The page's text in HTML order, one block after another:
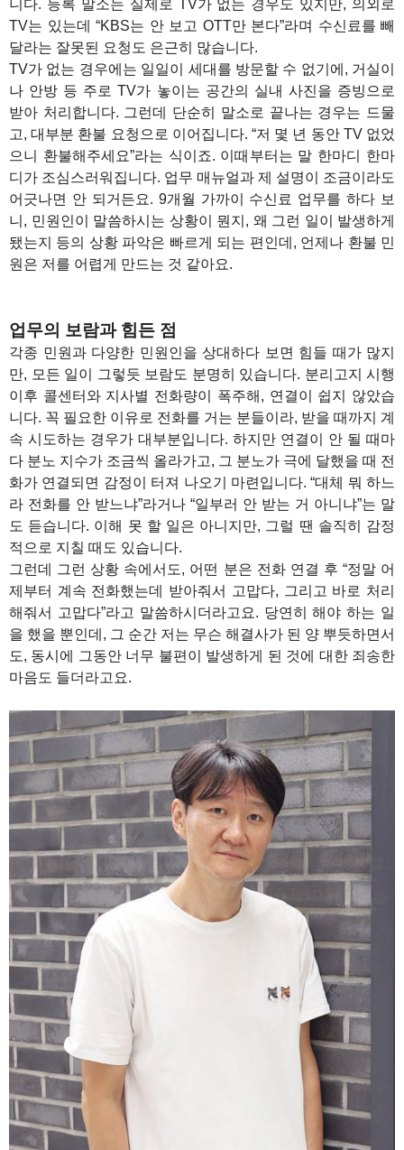
니다. 등록 말소는 실제로 TV가 없는 경우도 있지만, 의외로
TV는 있는데 “KBS는 안 보고 OTT만 본다”라며 수신료를 빼
달라는 잘못된 요청도 은근히 많습니다.
TV가 없는 경우에는 일일이 세대를 방문할 수 없기에, 거실이
나 안방 등 주로 TV가 놓이는 공간의 실내 사진을 증빙으로
받아 처리합니다. 그런데 단순히 말소로 끝나는 경우는 드물
고, 대부분 환불 요청으로 이어집니다. “저 몇 년 동안 TV 없었
으니 환불해주세요”라는 식이죠. 이때부터는 말 한마디 한마
디가 조심스러워집니다. 업무 매뉴얼과 제 설명이 조금이라도
어긋나면 안 되거든요. 9개월 가까이 수신료 업무를 하다 보
니, 민원인이 말씀하시는 상황이 뭔지, 왜 그런 일이 발생하게
됐는지 등의 상황 파악은 빠르게 되는 편인데, 언제나 환불 민
원은 저를 어렵게 만드는 것 같아요.
업무의 보람과 힘든 점
각종 민원과 다양한 민원인을 상대하다 보면 힘들 때가 많지
만, 모든 일이 그렇듯 보람도 분명히 있습니다. 분리고지 시행
이후 콜센터와 지사별 전화량이 폭주해, 연결이 쉽지 않았습
니다. 꼭 필요한 이유로 전화를 거는 분들이라, 받을 때까지 계
속 시도하는 경우가 대부분입니다. 하지만 연결이 안 될 때마
다 분노 지수가 조금씩 올라가고, 그 분노가 극에 달했을 때 전
화가 연결되면 감정이 터져 나오기 마련입니다. “대체 뭐 하느
라 전화를 안 받느냐”라거나 “일부러 안 받는 거 아니냐”는 말
도 듣습니다. 이해 못 할 일은 아니지만, 그럴 땐 솔직히 감정
적으로 지칠 때도 있습니다.
그런데 그런 상황 속에서도, 어떤 분은 전화 연결 후 “정말 어
제부터 계속 전화했는데 받아줘서 고맙다, 그리고 바로 처리
해줘서 고맙다”라고 말씀하시더라고요. 당연히 해야 하는 일
을 했을 뿐인데, 그 순간 저는 무슨 해결사가 된 양 뿌듯하면서
도, 동시에 그동안 너무 불편이 발생하게 된 것에 대한 죄송한
마음도 들더라고요.